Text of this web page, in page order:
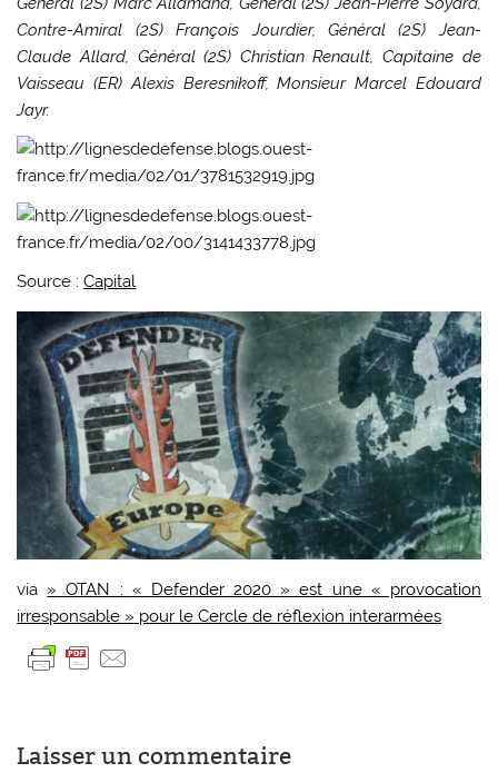
Contre-Amiral (2S) François Jourdier, Général (2S) Jean-
Claude Allard, Général (2S) Christian Renault, Capitaine de
Vaisseau (ER) Alexis Beresnikoff, Monsieur Marcel Edouard
Jayr.
Source :Capital
via » OTAN : « Defender 2020 » est une « provocation
irresponsable » pour le Cercle de réflexion interarmées
Laisser un commentaire